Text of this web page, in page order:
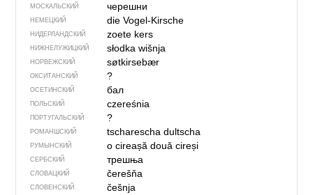
МОСКАЛЬСКИЙ черешни
НЕМЕЦКИЙ die Vogel-Kirsche
НИДЕРЛАНДСКИЙ zoete kers
НИЖНЕЛУЖИЦКИЙ słodka wišnja
НОРВЕЖСКИЙ søtkirsebær
ОКСИТАНСКИЙ ?
ОСЕТИНСКИЙ бал
ПОЛЬСКИЙ czereśnia
ПОРТУГАЛЬСКИЙ ?
РОМАНШСКИЙ tscharescha dultscha
РУМЫНСКИЙ o cireașădouă cireși
СЕРБСКИЙ трешња
СЛОВАЦКИЙ čerešňa
СЛОВЕНСКИЙ češnja